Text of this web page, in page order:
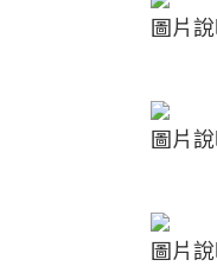
圖片
圖片
圖片